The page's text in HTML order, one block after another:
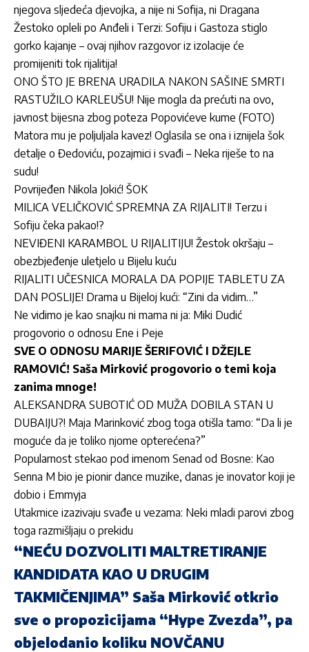
njegova sljedeća djevojka, a nije ni Sofija, ni Dragana
Žestoko opleli po Anđeli i Terzi: Sofiju i Gastoza stiglo
gorko kajanje – ovaj njihov razgovor iz izolacije će
promijeniti tok rijalitija!
ONO ŠTO JE BRENA URADILA NAKON SAŠINE SMRTI
RASTUŽILO KARLEUŠU! Nije mogla da prećuti na ovo,
javnost bijesna zbog poteza Popovićeve kume (FOTO)
Matora mu je poljuljala kavez! Oglasila se ona i iznijela šok
detalje o Đedoviću, pozajmici i svađi – Neka riješe to na
sudu!
Povrijeđen Nikola Jokić! ŠOK
MILICA VELIČKOVIĆ SPREMNA ZA RIJALITI! Terzu i
Sofiju čeka pakao!?
NEVIĐENI KARAMBOL U RIJALITIJU! Žestok okršaju –
obezbjeđenje uletjelo u Bijelu kuću
RIJALITI UČESNICA MORALA DA POPIJE TABLETU ZA
DAN POSLIJE! Drama u Bijeloj kući: “Zini da vidim…”
Ne vidimo je kao snajku ni mama ni ja: Miki Dudić
progovorio o odnosu Ene i Peje
SVE O ODNOSU MARIJE ŠERIFOVIĆ I DŽEJLE
RAMOVIĆ! Saša Mirković progovorio o temi koja
zanima mnoge!
ALEKSANDRA SUBOTIĆ OD MUŽA DOBILA STAN U
DUBAIJU?! Maja Marinković zbog toga otišla tamo: “Da li je
moguće da je toliko njome opterećena?”
Popularnost stekao pod imenom Senad od Bosne: Kao
Senna M bio je pionir dance muzike, danas je inovator koji je
dobio i Emmyja
Utakmice izazivaju svađe u vezama: Neki mladi parovi zbog
toga razmišljaju o prekidu
“NEĆU DOZVOLITI MALTRETIRANJE
KANDIDATA KAO U DRUGIM
TAKMIČENJIMA” Saša Mirković otkrio
sve o propozicijama “Hype Zvezda”, pa
objelodanio koliku NOVČANU